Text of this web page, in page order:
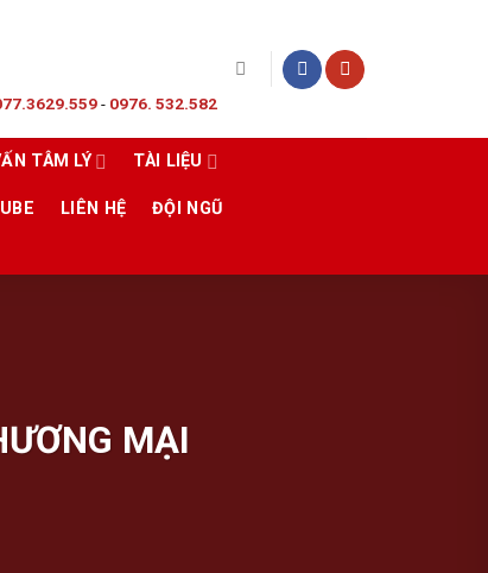
- 0976. 532.582
TÂM LÝ TÀI LIỆU
LIÊN HỆ ĐỘI NGŨ
MẠI